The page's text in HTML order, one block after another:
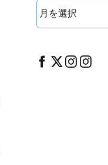
イ
ブ